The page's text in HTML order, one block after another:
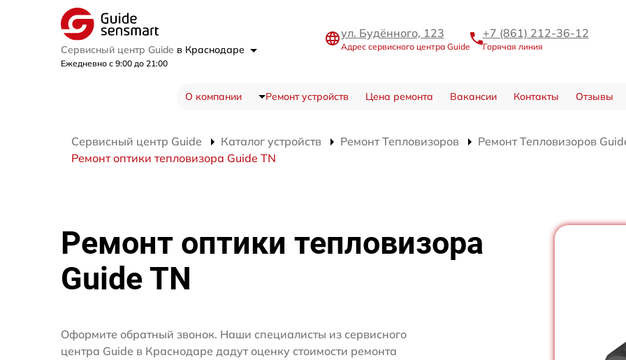
Сервисный центр Guide в Краснодаре
Ежедневно с 9:00 до 21:00
ул. Будённого, 123
Адрес сервисного центра Guide
+7 (861) 212-36-12
Горячая линия
О компании Ремонт устройств Цена ремонта Вакансии Контакты Отзывы
Сервисный центр Guide Каталог устройств Ремонт Тепловизоров
Ремонт Тепловизоров
Ремонт оптики тепловизора Guide TN
Ремонт оптики тепловизора
Guide TN
Оформите обратный звонок. Наши специалисты из сервисного
центра Guide в Краснодаре дадут оценку стоимости ремонта